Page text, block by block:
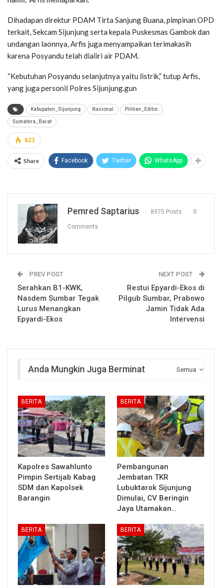
Dihadapan direktur PDAM Tirta Sanjung Buana, pimpinan OPD
terkait, Sekcam Sijunjung serta kepala Puskesmas Gambok dan
undangan laonnya, Arfis juga menyampaikan terimakasih
karena Posyandu telah dialiri air PDAM.
“Kebutuhan Posyandu selanjutnya yaitu listrik,” tutup Arfis,
yang juga personil Polres Sijunjung.gun
Kabupaten_Sijunjung Nasional Pilihan_Editor
Sumatera_Barat
621
Share Facebook Twitter WhatsApp
Pemred Saptarius 8975 Posts 0
Comments
PREV POST
Serahkan B1-KWK,
Nasdem Sumbar Tegak
Lurus Menangkan
Epyardi-Ekos
NEXT POST
Restui Epyardi-Ekos di
Pilgub Sumbar, Prabowo
Jamin Tidak Ada
Intervensi
Semua
Anda Mungkin Juga Berminat
BERITA
Kapolres Sawahlunto
Pimpin Sertijab Kabag
SDM dan Kapolsek
Barangin
BERITA
Pembangunan
Jembatan TKR
Lubuktarok Sijunjung
Dimulai, CV Beringin
Jaya Utamakan…
BERITA BERITA